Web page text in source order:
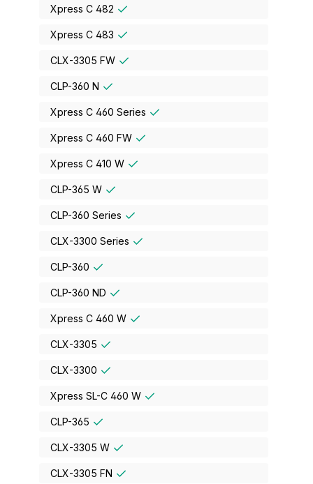
Xpress C 482
Xpress C 483
CLX-3305 FW
CLP-360 N
Xpress C 460 Series
Xpress C 460 FW
Xpress C 410 W
CLP-365 W
CLP-360 Series
CLX-3300 Series
CLP-360
CLP-360 ND
Xpress C 460 W
CLX-3305
CLX-3300
Xpress SL-C 460 W
CLP-365
CLX-3305 W
CLX-3305 FN